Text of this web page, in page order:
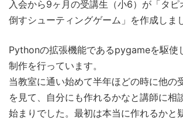
入会から9ヶ月の受講生（小6）が「タピ
倒すシューティングゲーム」を作成しま
Pythonの拡張機能であるpygameを駆使
制作を行っています。
当教室に通い始めて半年ほどの時に他の
を見て、自分にも作れるかなと講師に相
始まりでした。最初は本当に作れるかと